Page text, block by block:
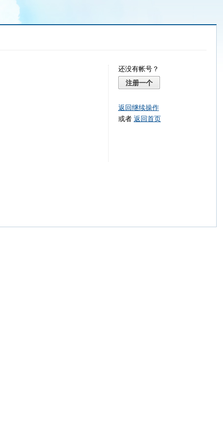
还没有帐号？
注册一个
返回继续操作
或者 返回首页